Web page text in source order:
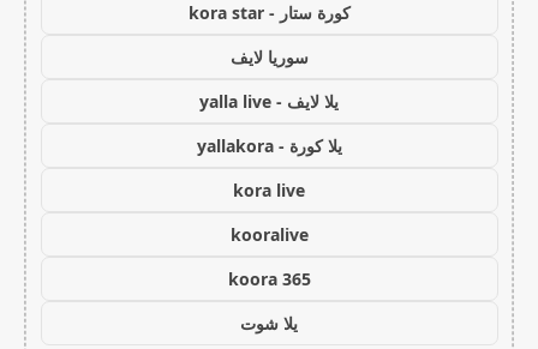
كورة ستار - kora star
سوريا لايف
يلا لايف - yalla live
يلا كورة - yallakora
kora live
kooralive
koora 365
يلا شوت